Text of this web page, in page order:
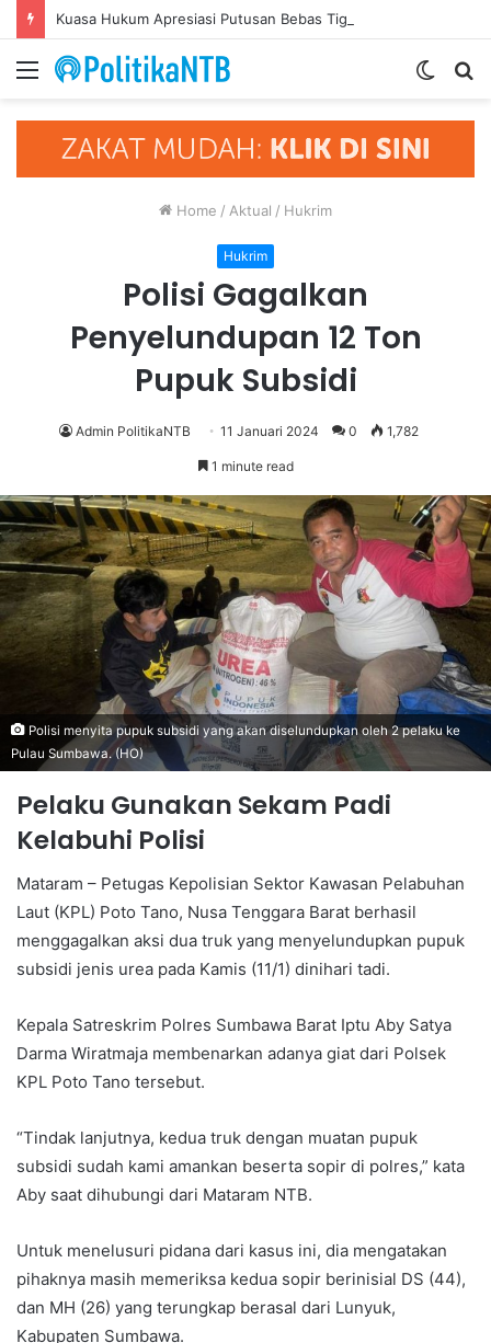
Menu
Switch
Home / Aktual / Hukrim
Hukrim
Polisi Gagalkan
Penyelundupan 12 Ton
Pupuk Subsidi
Admin PolitikaNTB 11 Januari 2024 0 1,782
1 minute read
Polisi menyita pupuk subsidi yang akan diselundupkan oleh 2 pelaku ke
Pulau Sumbawa. (HO)
Pelaku Gunakan Sekam Padi
Kelabuhi Polisi
Mataram – Petugas Kepolisian Sektor Kawasan Pelabuhan
Laut (KPL) Poto Tano, Nusa Tenggara Barat berhasil
menggagalkan aksi dua truk yang menyelundupkan pupuk
subsidi jenis urea pada Kamis (11/1) dinihari tadi.
Kepala Satreskrim Polres Sumbawa Barat Iptu Aby Satya
Darma Wiratmaja membenarkan adanya giat dari Polsek
KPL Poto Tano tersebut.
“Tindak lanjutnya, kedua truk dengan muatan pupuk
subsidi sudah kami amankan beserta sopir di polres,” kata
Aby saat dihubungi dari Mataram NTB.
Untuk menelusuri pidana dari kasus ini, dia mengatakan
pihaknya masih memeriksa kedua sopir berinisial DS (44),
dan MH (26) yang terungkap berasal dari Lunyuk,
Kabupaten Sumbawa.